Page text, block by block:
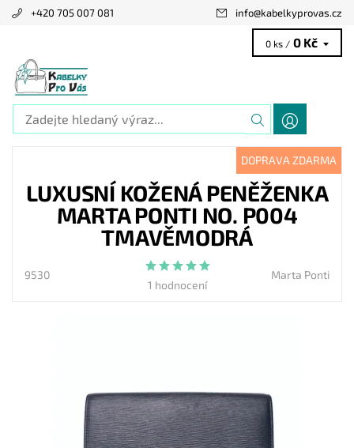
+420 705 007 081 info@kabelkyprovas.cz
0 ks / 0 Kč
DOPRAVA ZDARMA
LUXUSNÍ KOŽENÁ PENĚŽENKA
MARTA PONTI NO. P004
TMAVĚMODRÁ
9530
1 hodnocení
Marta Ponti